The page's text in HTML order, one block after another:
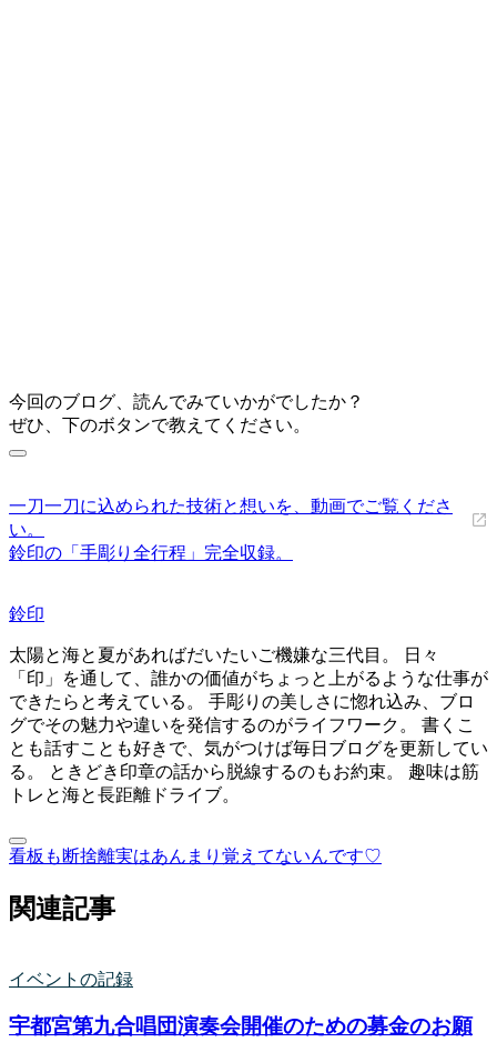
今回のブログ、読んでみていかがでしたか？
ぜひ、下のボタンで教えてください。
一刀一刀に込められた技術と想いを、動画でご覧くださ
い。
鈴印の「手彫り全行程」完全収録。
鈴印
太陽と海と夏があればだいたいご機嫌な三代目。 日々
「印」を通して、誰かの価値がちょっと上がるような仕事が
できたらと考えている。 手彫りの美しさに惚れ込み、ブロ
グでその魅力や違いを発信するのがライフワーク。 書くこ
とも話すことも好きで、気がつけば毎日ブログを更新してい
る。 ときどき印章の話から脱線するのもお約束。 趣味は筋
トレと海と長距離ドライブ。
看板も断捨離実はあんまり覚えてないんです♡
関連記事
イベントの記録
宇都宮第九合唱団演奏会開催のための募金のお願